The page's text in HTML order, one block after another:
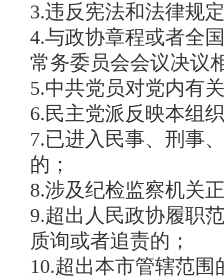
3.违反宪法和法律规
4.与政协章程或者全
常务委员会会议决议
5.中共党员对党内有
6.民主党派反映本组
7.已进入民事、刑事
的；
8.涉及纪检监察机关
9.超出人民政协履职
质询或者追责的；
10.超出本市管辖范围